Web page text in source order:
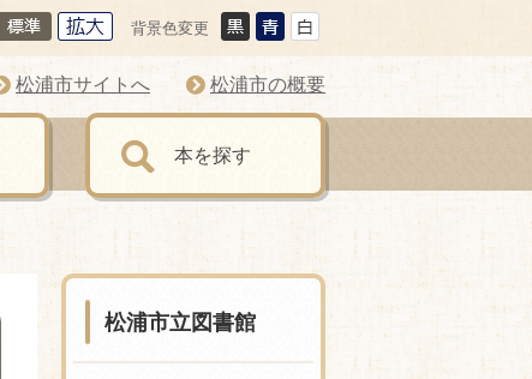
背景色変更
松浦市サイトへ 松浦市の概要
本を探す
松浦市立図書館